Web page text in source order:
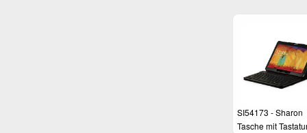
SI54173 - Sharon
Tasche mit